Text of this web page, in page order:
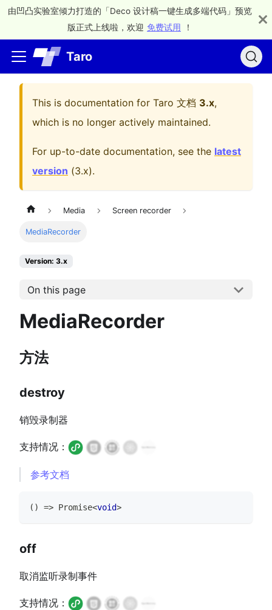
由凹凸实验室倾力打造的「Deco 设计稿一键生成多端代码」预览
版正式上线啦，欢迎 免费试用 ！
Taro
This is documentation for Taro 文档 3.x,
which is no longer actively maintained.
For up-to-date documentation, see the latest
version (3.x).
Media Screen recorder
MediaRecorder
Version: 3.x
On this page
MediaRecorder
方法
destroy
销毁录制器
支持情况：
参考文档
( ) => Promise<void>
off
取消监听录制事件
支持情况：